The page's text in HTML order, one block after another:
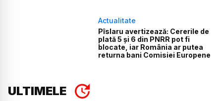
Actualitate
Pîslaru avertizează: Cererile de
plată 5 și 6 din PNRR pot fi
blocate, iar România ar putea
returna bani Comisiei Europene
ULTIMELE